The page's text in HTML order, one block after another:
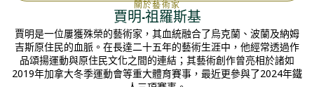
關於藝術家
賈明·祖羅斯基
賈明是一位屢獲殊榮的藝術家，其血統融合了烏克蘭、波蘭及納姆
吉斯原住民的血脈。在長達二十五年的藝術生涯中，他經常透過作
品頌揚運動與原住民文化之間的連結；其藝術創作曾亮相於諸如
2019年加拿大冬季運動會等重大體育賽事，最近更參與了2024年鐵